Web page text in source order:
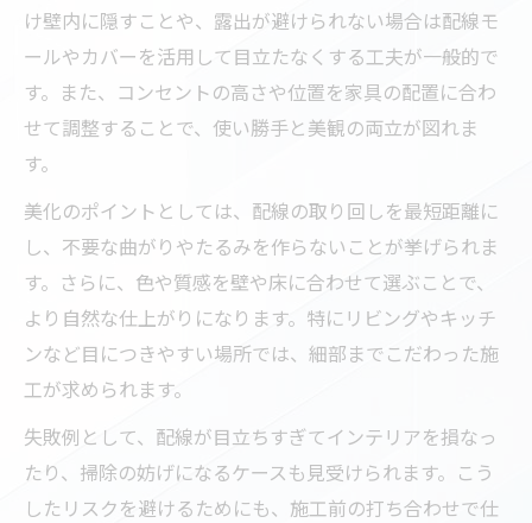
け壁内に隠すことや、露出が避けられない場合は配線モ
ールやカバーを活用して目立たなくする工夫が一般的で
す。また、コンセントの高さや位置を家具の配置に合わ
せて調整することで、使い勝手と美観の両立が図れま
す。
美化のポイントとしては、配線の取り回しを最短距離に
し、不要な曲がりやたるみを作らないことが挙げられま
す。さらに、色や質感を壁や床に合わせて選ぶことで、
より自然な仕上がりになります。特にリビングやキッチ
ンなど目につきやすい場所では、細部までこだわった施
工が求められます。
失敗例として、配線が目立ちすぎてインテリアを損なっ
たり、掃除の妨げになるケースも見受けられます。こう
したリスクを避けるためにも、施工前の打ち合わせで仕